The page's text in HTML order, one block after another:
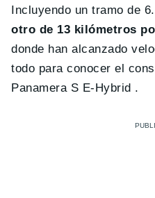
Incluyendo un tramo de
otro de 13 kilómetros
donde han alcanzado
todo para conocer el
Panamera S E-Hybrid .